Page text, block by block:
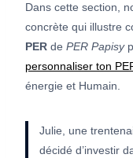
Dans cette section,
concrète qui illustre
PER de PER Papisy
personnaliser ton
énergie et Humain.
Julie, une
décidé d’investir